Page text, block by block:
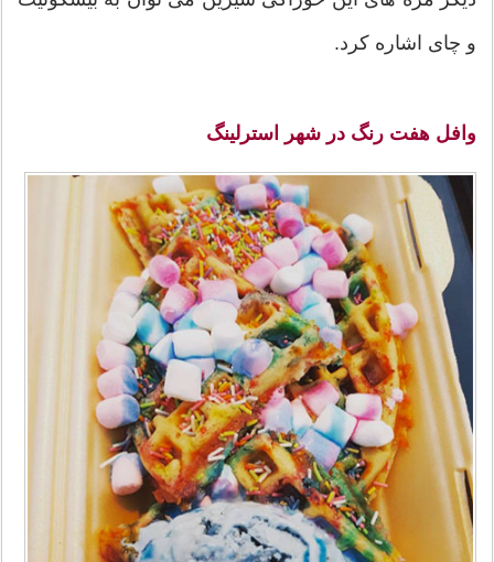
و چای اشاره کرد.
وافل هفت رنگ در شهر استرلینگ